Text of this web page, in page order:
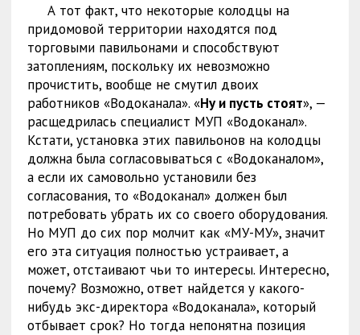
А тот факт, что некоторые колодцы на
придомовой территории находятся под
торговыми павильонами и способствуют
затоплениям, поскольку их невозможно
прочистить, вообще не смутил двоих
работников «Водоканала». «Ну и пусть стоят», —
расщедрилась специалист МУП «Водоканал».
Кстати, установка этих павильонов на колодцы
должна была согласовываться с «Водоканалом»,
а если их самовольно установили без
согласования, то «Водоканал» должен был
потребовать убрать их со своего оборудования.
Но МУП до сих пор молчит как «МУ-МУ», значит
его эта ситуация полностью устраивает, а
может, отстаивают чьи то интересы. Интересно,
почему? Возможно, ответ найдется у какого-
нибудь экс-директора «Водоканала», который
отбывает срок? Но тогда непонятна позиция